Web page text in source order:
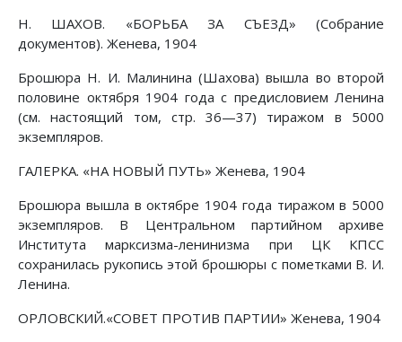
Н. ШАХОВ. «БОРЬБА ЗА СЪЕЗД» (Собрание
документов). Женева, 1904
Брошюра Н. И. Малинина (Шахова) вышла во второй
половине октября 1904 года с предисловием Ленина
(см. настоящий том, стр. 36—37) тиражом в 5000
экземпляров.
ГАЛЕРКА. «НА НОВЫЙ ПУТЬ» Женева, 1904
Брошюра вышла в октябре 1904 года тиражом в 5000
экземпляров. В Центральном партийном архиве
Института марксизма-ленинизма при ЦК КПСС
сохранилась рукопись этой брошюры с пометками В. И.
Ленина.
ОРЛОВСКИЙ.«СОВЕТ ПРОТИВ ПАРТИИ» Женева, 1904